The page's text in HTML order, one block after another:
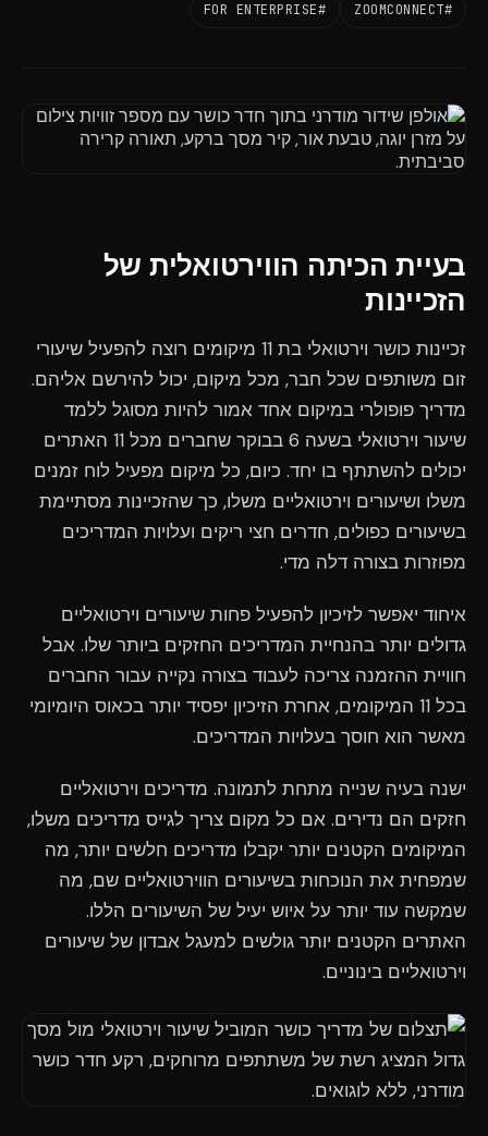
#ZOOMCONNECT
#FOR ENTERPRISE
בעיית הכיתה הווירטואלית של
הזכיינות
זכיינות כושר וירטואלי בת 11 מיקומים רוצה להפעיל שיעורי
זום משותפים שכל חבר, מכל מיקום, יכול להירשם אליהם.
מדריך פופולרי במיקום אחד אמור להיות מסוגל ללמד
שיעור וירטואלי בשעה 6 בבוקר שחברים מכל 11 האתרים
יכולים להשתתף בו יחד. כיום, כל מיקום מפעיל לוח זמנים
משלו ושיעורים וירטואליים משלו, כך שהזכיינות מסתיימת
בשיעורים כפולים, חדרים חצי ריקים ועלויות המדריכים
מפוזרות בצורה דלה מדי.
איחוד יאפשר לזיכיון להפעיל פחות שיעורים וירטואליים
גדולים יותר בהנחיית המדריכים החזקים ביותר שלו. אבל
חוויית ההזמנה צריכה לעבוד בצורה נקייה עבור החברים
בכל 11 המיקומים, אחרת הזיכיון יפסיד יותר בכאוס היומיומי
מאשר הוא חוסך בעלויות המדריכים.
ישנה בעיה שנייה מתחת לתמונה. מדריכים וירטואליים
חזקים הם נדירים. אם כל מקום צריך לגייס מדריכים משלו,
המיקומים הקטנים יותר יקבלו מדריכים חלשים יותר, מה
שמפחית את הנוכחות בשיעורים הווירטואליים שם, מה
שמקשה עוד יותר על איוש יעיל של השיעורים הללו.
האתרים הקטנים יותר גולשים למעגל אבדון של שיעורים
וירטואליים בינוניים.